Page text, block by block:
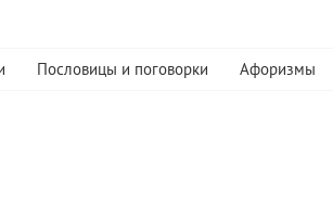
Пословицы и поговорки Афоризмы